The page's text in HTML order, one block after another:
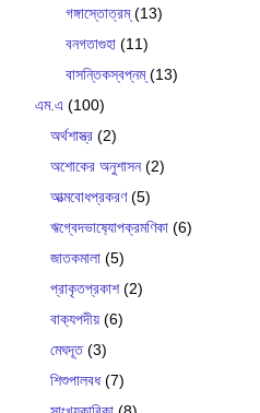
গঙ্গাস্তোত্রম্(13)
বনগতাগুহা (11)
বাসন্তিকস্বপ্নম্(13)
এম.এ (100)
অর্থশাস্ত্র (2)
অশোকের অনুশাসন(2)
আত্মবোধপ্রকরণ(5)
ঋগ্বেদভাষ‍্যোপক্রমণিকা (6)
জাতকমালা (5)
প্রাকৃতপ্রকাশ(2)
বাক‍্যপদীয় (6)
মেঘদূত(3)
শিশুপালবধ(7)